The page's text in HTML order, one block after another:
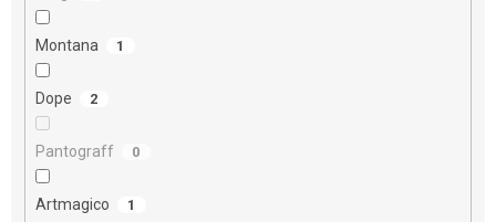
Montana 1
Dope 2
Pantograff 0
Artmagico 1